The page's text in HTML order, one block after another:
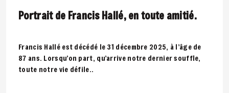
Portrait de Francis Hallé, en toute amitié.
Francis Hallé est décédé le 31 décembre 2025, à l’âge de
87 ans. Lorsqu’on part, qu’arrive notre dernier souffle,
toute notre vie défile..